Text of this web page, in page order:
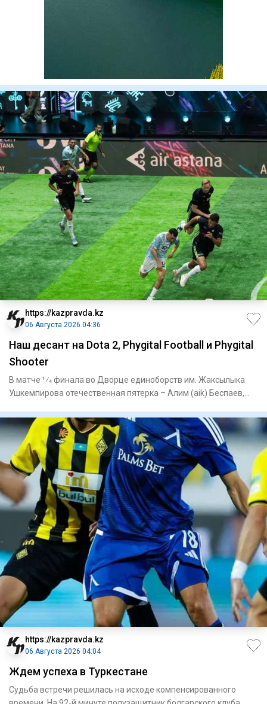
https://kazpravda.kz
06 Августа 2026 04:36
Наш десант на Dota 2, Phygital Football и Phygital
Shooter
В матче 1⁄4 финала во Дворце единоборств им. Жаксылыка
Ушкемпирова отечественная пятерка – Алим (aik) Беспаев,
https://kazpravda.kz
06 Августа 2026 04:04
Ждем успеха в Туркестане
Судьба встречи решилась на исходе компенсированного